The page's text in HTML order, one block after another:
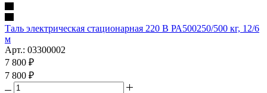
Таль электрическая стационарная 220 В РА500250/500 кг, 12/6
м
Арт.: 03300002
7 800 ₽
7 800 ₽